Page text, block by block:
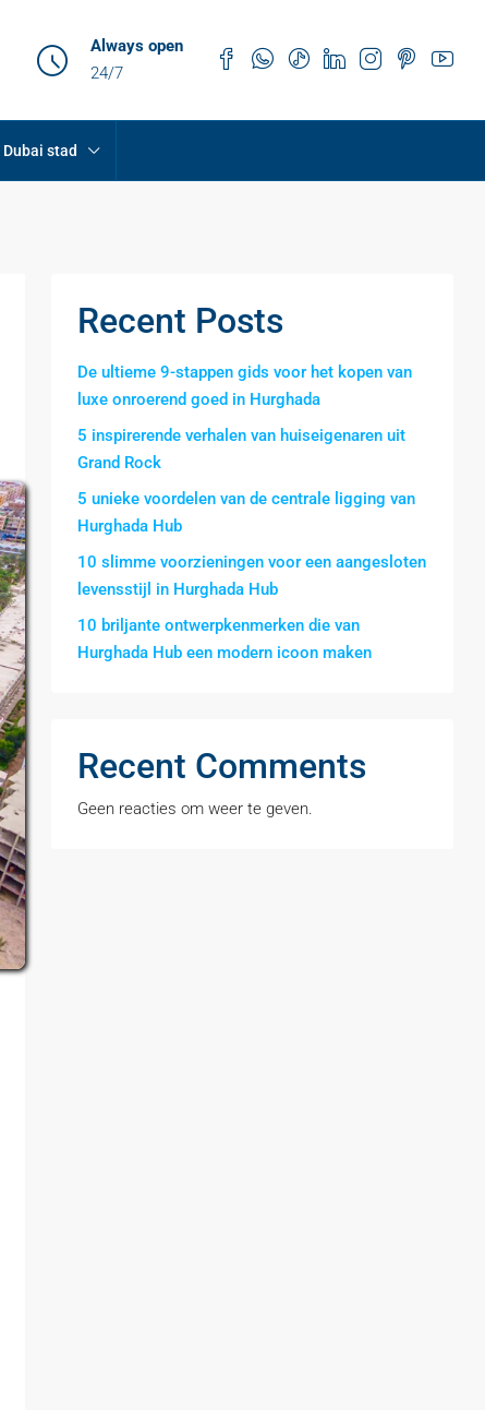
Always open
24/7
Dubai stad
Recent Posts
De ultieme 9-stappen gids voor het kopen van
luxe onroerend goed in Hurghada
5 inspirerende verhalen van huiseigenaren uit
Grand Rock
5 unieke voordelen van de centrale ligging van
Hurghada Hub
10 slimme voorzieningen voor een aangesloten
levensstijl in Hurghada Hub
10 briljante ontwerpkenmerken die van
Hurghada Hub een modern icoon maken
Recent Comments
Geen reacties om weer te geven.